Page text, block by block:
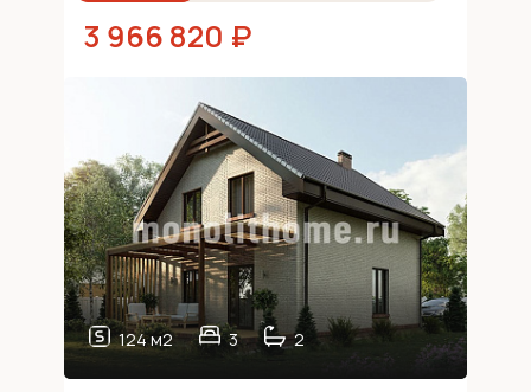
3 966 820 ₽
124 м2 3 2